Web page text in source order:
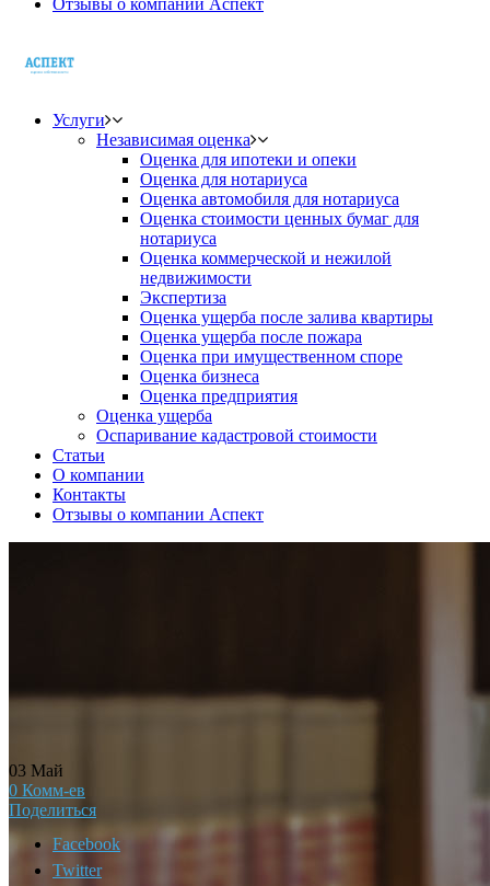
Отзывы о компании Аспект
Услуги
Независимая оценка
Оценка для ипотеки и опеки
Оценка для нотариуса
Оценка автомобиля для нотариуса
Оценка стоимости ценных бумаг для
нотариуса
Оценка коммерческой и нежилой
недвижимости
Экспертиза
Оценка ущерба после залива квартиры
Оценка ущерба после пожара
Оценка при имущественном споре
Оценка бизнеса
Оценка предприятия
Оценка ущерба
Оспаривание кадастровой стоимости
Статьи
О компании
Контакты
Отзывы о компании Аспект
03 Май
0 Комм-ев
Поделиться
Facebook
Twitter